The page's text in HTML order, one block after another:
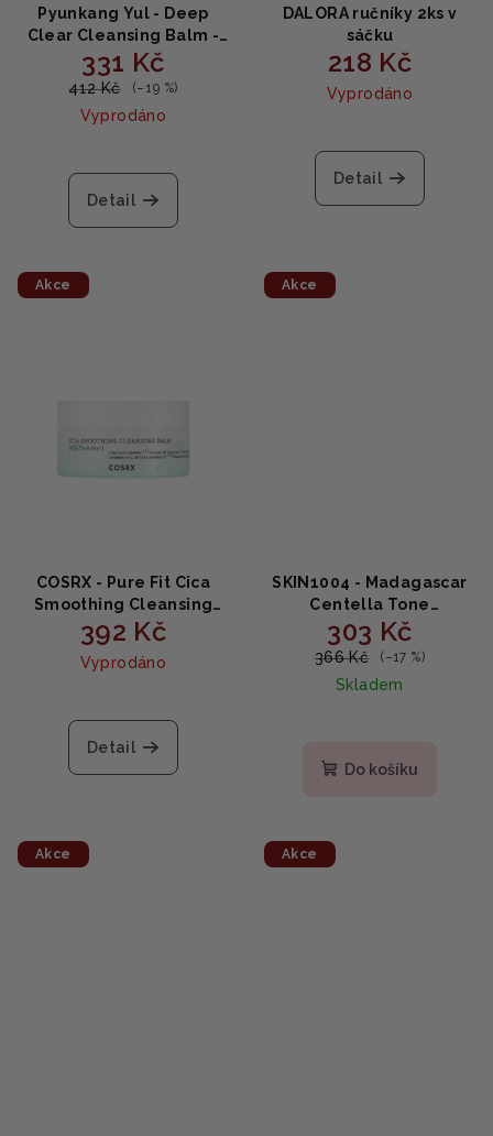
Pyunkang Yul - Deep
Clear Cleansing Balm -
Čisticí a odličovací
balzám 100 ml
331 Kč
412 Kč (–19 %)
Vyprodáno
Detail
DALORA ručníky 2ks v
sáčku
218 Kč
Vyprodáno
Detail
Akce
COSRX - Pure Fit Cica
Smoothing Cleansing
Balm - balzám na
odlíčení 120 ml
392 Kč
Vyprodáno
Detail
Akce
SKIN1004 - Madagascar
Centella Tone
Brightening Cleansing
Gel Foam - Rozjasňující
čisticí gel 125 ml
303 Kč
366 Kč (–17 %)
Skladem
Do košíku
Akce Akce